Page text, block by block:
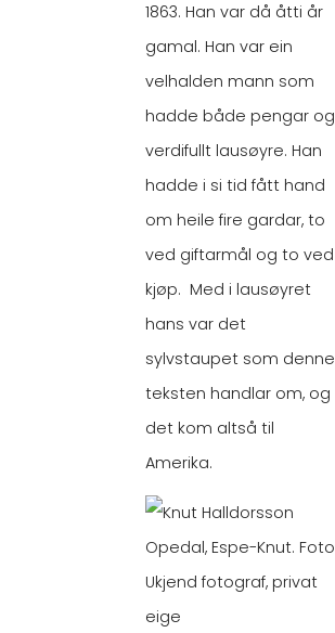
1863. Han var då åtti år
gamal. Han var ein
velhalden mann som
hadde både pengar og
verdifullt lausøyre. Han
hadde i si tid fått hand
om heile fire gardar, to
ved giftarmål og to ved
kjøp. Med i lausøyret
hans var det
sylvstaupet som denne
teksten handlar om, og
det kom altså til
Amerika.